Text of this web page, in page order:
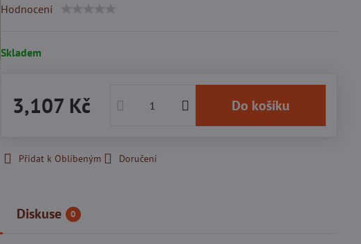
Hodnocení
Skladem
3,107 Kč Do košíku
Přidat k Oblíbeným Doručení
Diskuse 0